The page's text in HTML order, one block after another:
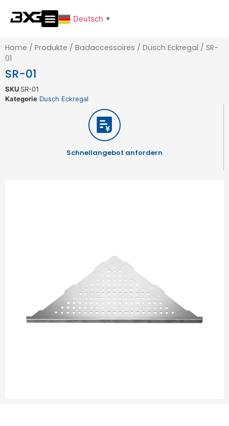
Deutsch ▼
Home / Produkte / Badaccessoires / Dusch Eckregal / SR-
01
SR-01
SKU SR-01
Kategorie Dusch Eckregal
Schnellangebot anfordern